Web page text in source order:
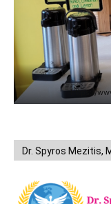
https://
Dr. Spyros Mezitis,